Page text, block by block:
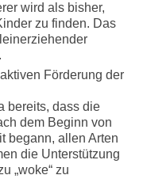
wird als bisher,
zu finden. Das
Förderung der
bereits, dass die
dem Beginn von
begann, allen Arten
die Unterstützung
„woke“ zu